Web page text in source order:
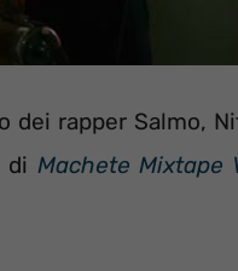
rapper Salmo,
di Machete Mixtape